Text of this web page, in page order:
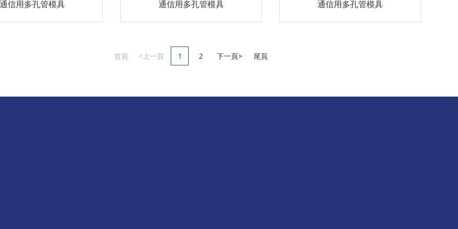
信用多孔管模具 通信用多孔管模具 通信用多孔管模具
首頁 <上一頁 1 2 下一頁> 尾頁